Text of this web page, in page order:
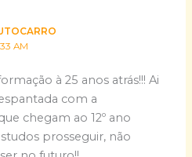
AM
à 25 anos atrás!!! Ai
com a
chegam ao 12º ano
prosseguir, não